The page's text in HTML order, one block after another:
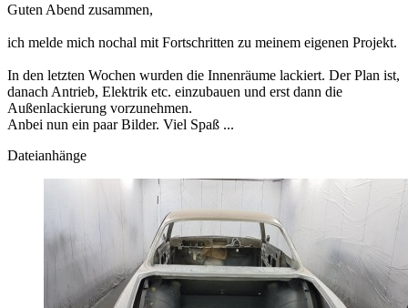
Guten Abend zusammen,
ich melde mich nochal mit Fortschritten zu meinem eigenen Projekt.
In den letzten Wochen wurden die Innenräume lackiert. Der Plan ist,
danach Antrieb, Elektrik etc. einzubauen und erst dann die
Außenlackierung vorzunehmen.
Anbei nun ein paar Bilder. Viel Spaß ...
Dateianhänge